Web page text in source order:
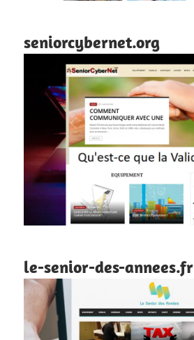
seniorcybernet.org
le-senior-des-annees.fr